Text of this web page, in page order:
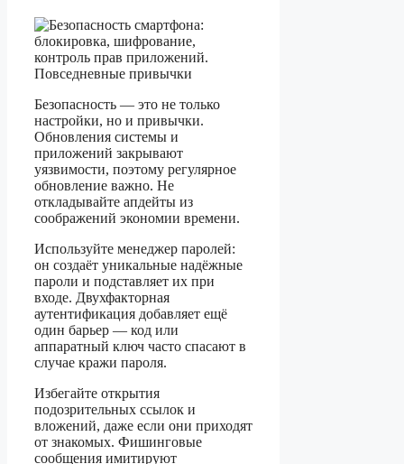
Безопасность — это не только
настройки, но и привычки.
Обновления системы и
приложений закрывают
уязвимости, поэтому регулярное
обновление важно. Не
откладывайте апдейты из
соображений экономии времени.
Используйте менеджер паролей:
он создаёт уникальные надёжные
пароли и подставляет их при
входе. Двухфакторная
аутентификация добавляет ещё
один барьер — код или
аппаратный ключ часто спасают в
случае кражи пароля.
Избегайте открытия
подозрительных ссылок и
вложений, даже если они приходят
от знакомых. Фишинговые
сообщения имитируют